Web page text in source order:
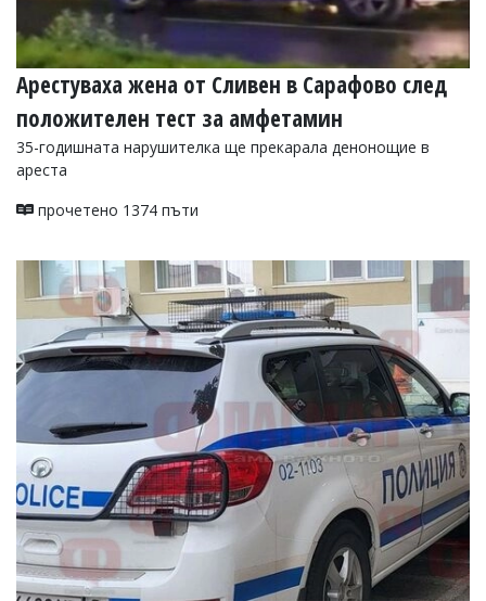
Арестуваха жена от Сливен в Сарафово след
положителен тест за амфетамин
35-годишната нарушителка ще прекарала денонощие в
ареста
прочетено 1374 пъти